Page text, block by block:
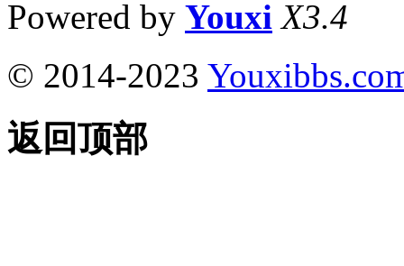
Powered by Youxi X3.4
© 2014-2023
返回顶部